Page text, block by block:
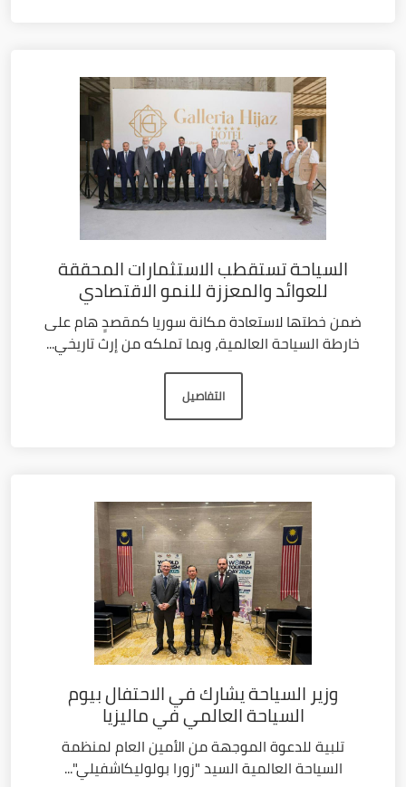
السياحة تستقطب الاستثمارات المحققة
للعوائد والمعززة للنمو الاقتصادي
ضمن خطتها لاستعادة مكانة سوريا كمقصدٍ هام على
خارطة السياحة العالمية، وبما تملكه من إرث تاريخي...
التفاصيل
وزير السياحة يشارك في الاحتفال بيوم
السياحة العالمي في ماليزيا
تلبية للدعوة الموجهة من الأمين العام لمنظمة
السياحة العالمية السيد "زورا بولوليكاشفيلي"...